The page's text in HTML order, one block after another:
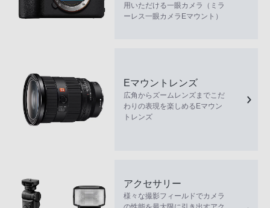
用いただける一眼カメラ（ミラ
ーレス一眼カメラEマウント）
Eマウントレンズ
広角からズームレンズまでこだ
わりの表現を楽しめるEマウン
トレンズ
アクセサリー
様々な撮影フィールドでカメラ